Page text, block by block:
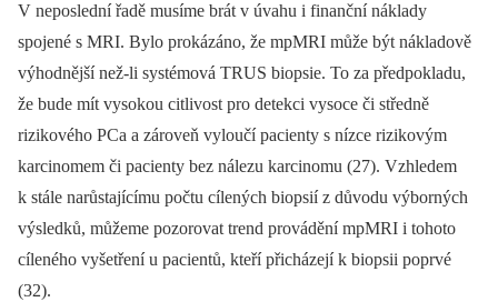
V neposlední řadě musíme brát v úvahu i finanční náklady
spojené s MRI. Bylo prokázáno, že mpMRI může být nákladově
výhodnější než‑li systémová TRUS biopsie. To za předpokladu,
že bude mít vysokou citlivost pro detekci vysoce či středně
rizikového PCa a zároveň vyloučí pacienty s nízce rizikovým
karcinomem či pacienty bez nálezu karcinomu (27). Vzhledem
k stále narůstajícímu počtu cílených biopsií z důvodu výborných
výsledků, můžeme pozorovat trend provádění mpMRI i tohoto
cíleného vyšetření u pacientů, kteří přicházejí k biopsii poprvé
(32).